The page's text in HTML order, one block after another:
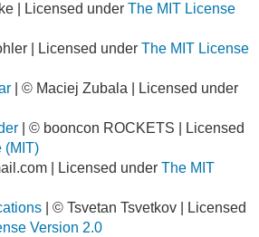
| Licensed under The MIT License
| Licensed under The MIT License
| © Maciej Zubala | Licensed under
| © booncon ROCKETS | Licensed
(MIT)
| Licensed under The MIT
| © Tsvetan Tsvetkov | Licensed
Version 2.0